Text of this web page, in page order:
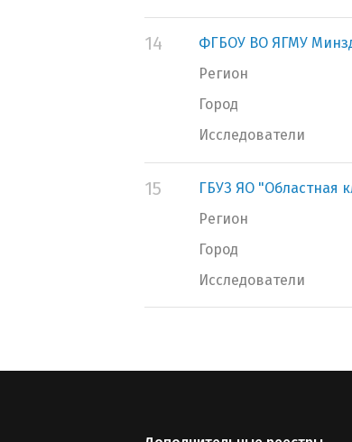
14
ФГБОУ ВО ЯГМУ
Регион
Город
Исследователи
15
ГБУЗ ЯО "Областная
Регион
Город
Исследователи